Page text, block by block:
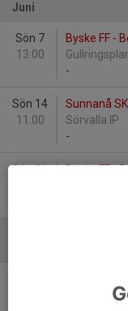
Juni
Sön 7
13:00
Byske FF -
-
Sön 14
11:00
Sunnanå
Sörvalla IP
-
Sön 21
Byske FF -